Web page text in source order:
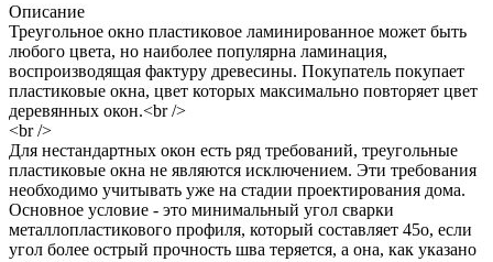
Описание
Треугольное окно пластиковое ламинированное может быть
любого цвета, но наиболее популярна ламинация,
воспроизводящая фактуру древесины. Покупатель покупает
пластиковые окна, цвет которых максимально повторяет цвет
деревянных окон.<br />
<br />
Для нестандартных окон есть ряд требований, треугольные
пластиковые окна не являются исключением. Эти требования
необходимо учитывать уже на стадии проектирования дома.
Основное условие - это минимальный угол сварки
металлопластикового профиля, который составляет 45о, если
угол более острый прочность шва теряется, а она, как указано